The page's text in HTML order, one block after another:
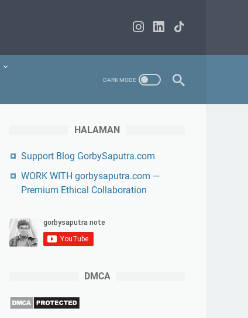
HALAMAN
Support Blog GorbySaputra.com
WORK WITH gorbysaputra.com —
Premium Ethical Collaboration
DMCA